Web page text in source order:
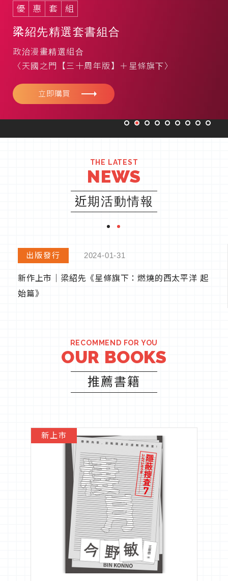
優 惠 套 組
梁紹先精選套書組合
政治漫畫精選組合
〈天國之門【三十周年版】＋星條旗下〉
立即購買
THE LATEST
NEWS
近期活動情報
平洋 起
活動情報
My Colorful Dreams活動得獎名單
RECOMMEND FOR YOU
OUR BOOKS
推薦書籍
新上市